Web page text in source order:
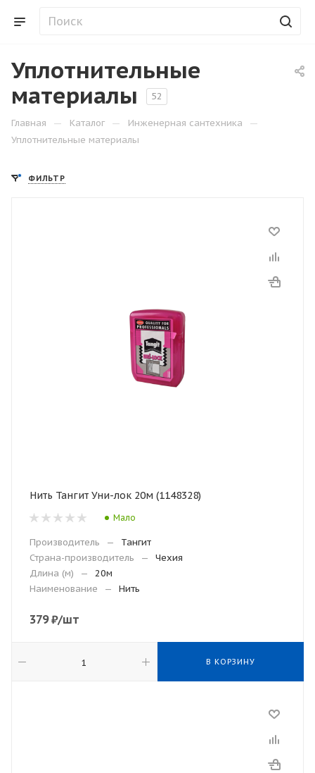
Уплотнительные
материалы
52
Главная — Каталог — Инженерная сантехника —
Уплотнительные материалы
ФИЛЬТР
Нить Тангит Уни-лок 20м (1148328)
Мало
Производитель —
Тангит
Страна-производитель
—
Чехия
Длина (м)
—
20м
Наименование
— Нить
379₽/шт
В КОРЗИНУ